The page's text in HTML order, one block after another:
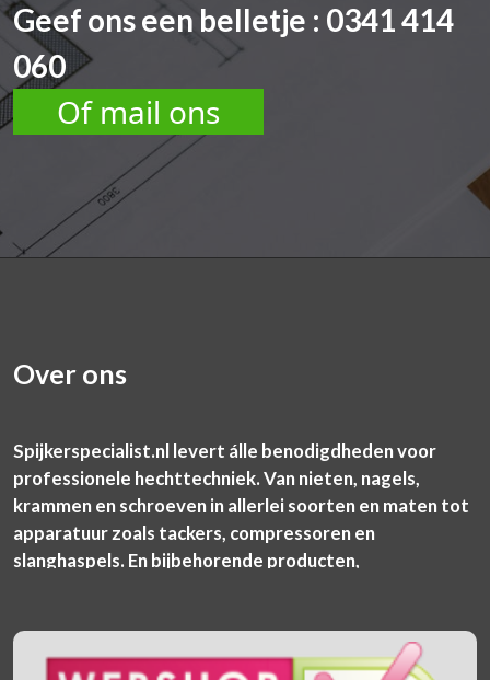
Geef ons een belletje : 0341 414
060
Of mail ons
Over ons
Spijkerspecialist.nl levert álle benodigdheden voor
professionele hechttechniek. Van nieten, nagels,
krammen en schroeven in allerlei soorten en maten tot
apparatuur zoals tackers, compressoren en
slanghaspels. En bijbehorende producten,